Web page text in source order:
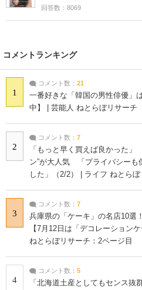
回答数：8069
コメントランキング
1
コメント数： 21
一番好きな「韓国の男性俳優」
中】 | 芸能人 ねとらぼリサーチ
2
コメント数： 7
「もっと早く買えば良かった
ン”が大人気 「プライバシーも
した」（2/2） | ライフ ねとら
3
コメント数： 7
兵庫県の「ケーキ」の名店10
【7月12日は「デコレーション
ねとらぼリサーチ：2ページ目
4
コメント数： 5
「北海道土産としてもセンス抜